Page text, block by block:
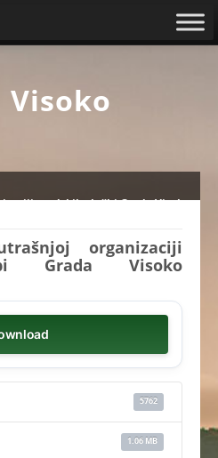
Visoko
gradskih službi Grada Visoko
organizaciji
Grada Visoko
5762
1.06 MB